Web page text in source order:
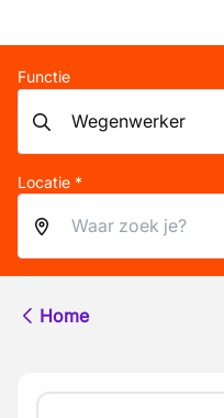
Functie
Locatie *
Home